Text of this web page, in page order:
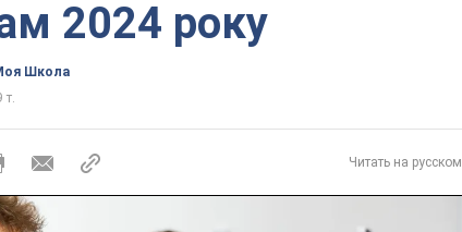
2024 року
Школа
т.
Читать на русском